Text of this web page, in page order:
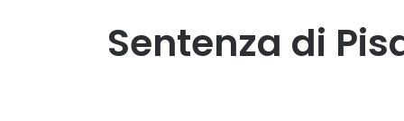
Sentenza di